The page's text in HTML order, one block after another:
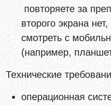
повторяете за
второго экрана
смотреть с
(например,
Технические
операционная